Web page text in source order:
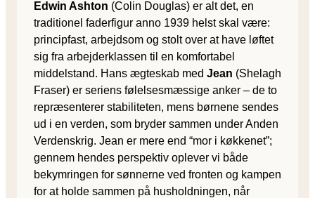
Edwin Ashton (Colin Douglas) er alt det, en
traditionel faderfigur anno 1939 helst skal være:
principfast, arbejdsom og stolt over at have løftet
sig fra arbejderklassen til en komfortabel
middelstand. Hans ægteskab med Jean (Shelagh
Fraser) er seriens følelsesmæssige anker – de to
repræsenterer stabiliteten, mens børnene sendes
ud i en verden, som bryder sammen under Anden
Verdenskrig. Jean er mere end “mor i køkkenet”;
gennem hendes perspektiv oplever vi både
bekymringen for sønnerne ved fronten og kampen
for at holde sammen på husholdningen, når